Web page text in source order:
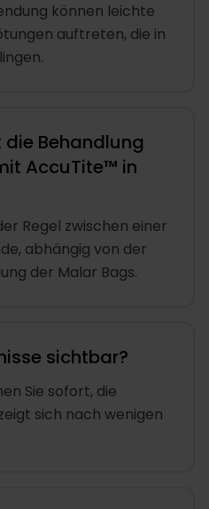
können leichte
auftreten, die in
Behandlung
AccuTite™ in
Regel zwischen einer
abhängig von der
der Malar Bags.
sichtbar?
Sie sofort, die
sich nach wenigen